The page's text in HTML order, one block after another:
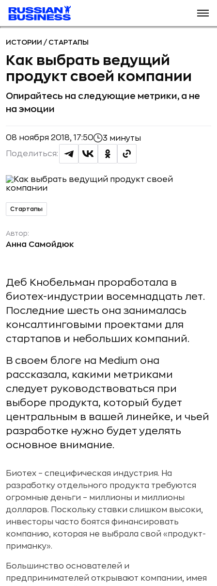
ИСТОРИИ / СТАРТАПЫ
Как выбрать ведущий
продукт своей компании
Опирайтесь на следующие метрики, а не
на эмоции
08 ноября 2018, 17:50 3 минуты
Поделиться:
Стартапы
Автор:
Анна Самойдюк
Деб Кнобельман проработала в
биотех-индустрии восемнадцать лет.
Последние шесть она занималась
консалтинговыми проектами для
стартапов и небольших компаний.
В своем блоге на Medium она
рассказала, какими метриками
следует руководствоваться при
выборе продукта, который будет
центральным в вашей линейке, и чьей
разработке нужно будет уделять
основное внимание.
Биотех – специфическая индустрия. На
разработку отдельного продукта требуются
огромные деньги – миллионы и миллионы
долларов. Поскольку ставки слишком высоки,
инвесторы часто боятся финансировать
компанию, которая не выбрала свой «продукт-
приманку».
Большинство основателей и
предпринимателей открывают компании, имея